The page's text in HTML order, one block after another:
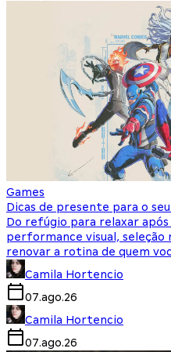
Games
Dicas de presente para o
Do refúgio para relaxar
performance visual, seleção
renovar a rotina de quem
Camila Hortencio
07.ago.26
Camila Hortencio
07.ago.26